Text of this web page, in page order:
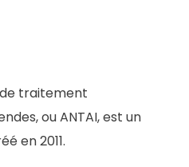
de traitement
ou ANTAI, est un
en 2011.